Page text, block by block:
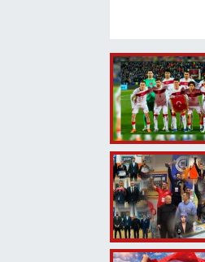
Tekvando
Vücut Geliştirme Fitness
Wushu Kungfu